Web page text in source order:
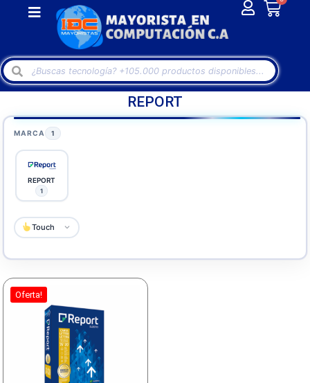
REPORT
MARCA 1
REPORT
1
Touch
Oferta!